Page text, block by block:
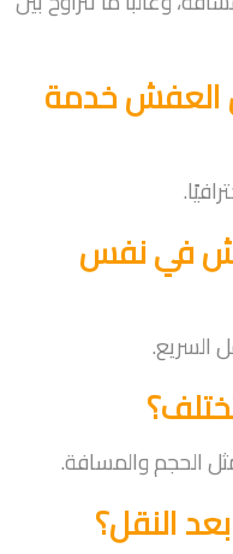
العفش خدمة
في نفس
السريع.
الحجم والمسافة.